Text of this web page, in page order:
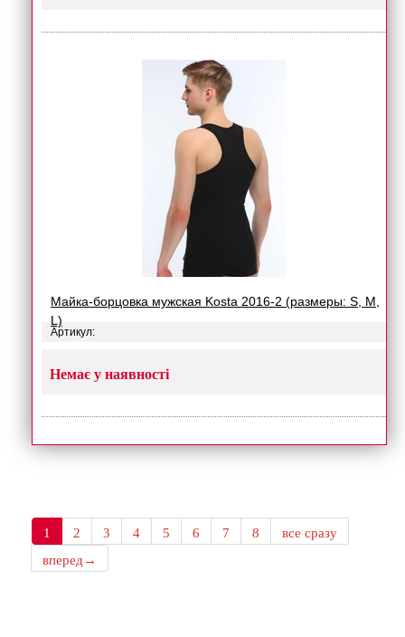
Майка-борцовка мужская Kosta 2016-2 (размеры: S, M,
L)
Артикул:
Немає у наявності
1 2 3 4 5 6 7 8
все сразу
вперед→